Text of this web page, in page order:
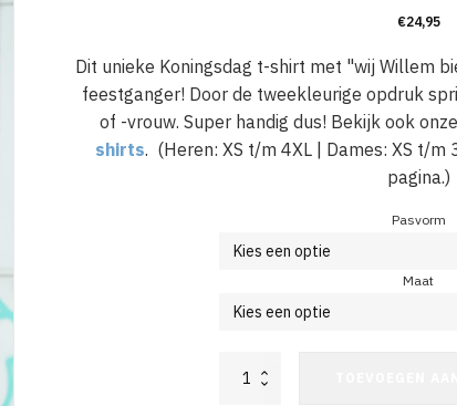
€24,95
Dit unieke Koningsdag t-shirt met "wij Willem
feestganger! Door de tweekleurige opdruk
of -vrouw. Super handig dus! Bekijk ook
shirts. (Heren: XS t/m 4XL | Dames: XS t/
pagina.)
Pasvorm
Maat
Koningsdag